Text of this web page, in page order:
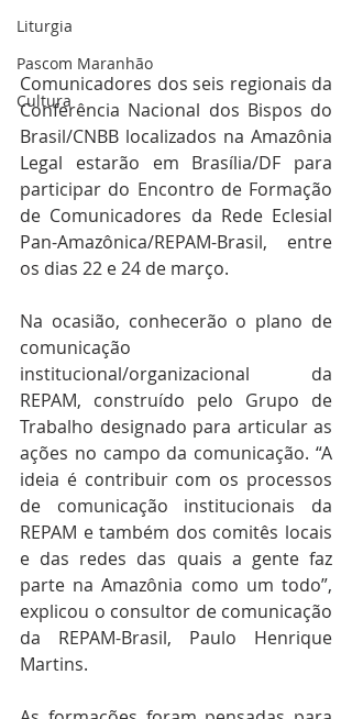
Liturgia
Pascom Maranhão
Cultura
Comunicadores dos seis regionais da
Conferência Nacional dos Bispos do
Brasil/CNBB localizados na Amazônia
Legal estarão em Brasília/DF para
participar do Encontro de Formação
de Comunicadores da Rede Eclesial
Pan-Amazônica/REPAM-Brasil, entre
os dias 22 e 24 de março.
Na ocasião, conhecerão o plano de
comunicação
institucional/organizacional da
REPAM, construído pelo Grupo de
Trabalho designado para articular as
ações no campo da comunicação. “A
ideia é contribuir com os processos
de comunicação institucionais da
REPAM e também dos comitês locais
e das redes das quais a gente faz
parte na Amazônia como um todo”,
explicou o consultor de comunicação
da REPAM-Brasil, Paulo Henrique
Martins.